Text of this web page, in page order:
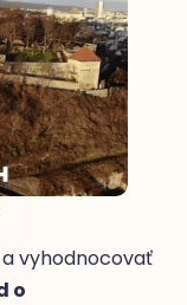
vyhodnocovať
o